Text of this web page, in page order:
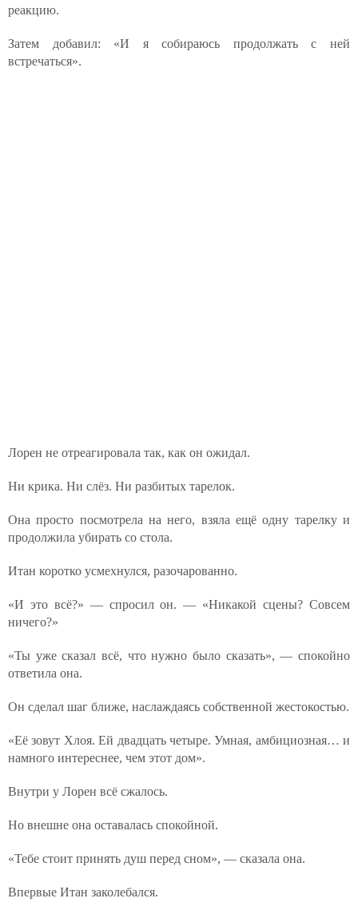
реакцию.
Затем добавил: «И я собираюсь продолжать с ней
встречаться».
Лорен не отреагировала так, как он ожидал.
Ни крика. Ни слёз. Ни разбитых тарелок.
Она просто посмотрела на него, взяла ещё одну тарелку и
продолжила убирать со стола.
Итан коротко усмехнулся, разочарованно.
«И это всё?» — спросил он. — «Никакой сцены? Совсем
ничего?»
«Ты уже сказал всё, что нужно было сказать», — спокойно
ответила она.
Он сделал шаг ближе, наслаждаясь собственной жестокостью.
«Её зовут Хлоя. Ей двадцать четыре. Умная, амбициозная… и
намного интереснее, чем этот дом».
Внутри у Лорен всё сжалось.
Но внешне она оставалась спокойной.
«Тебе стоит принять душ перед сном», — сказала она.
Впервые Итан заколебался.